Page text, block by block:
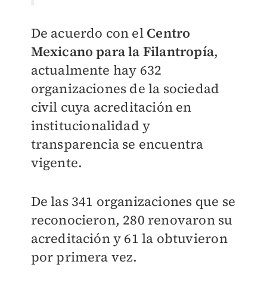
De acuerdo con el Centro
Mexicano para la Filantropía,
actualmente hay 632
organizaciones de la sociedad
civil cuya acreditación en
institucionalidad y
transparencia se encuentra
vigente.
De las 341 organizaciones que se
reconocieron, 280 renovaron su
acreditación y 61 la obtuvieron
por primera vez.